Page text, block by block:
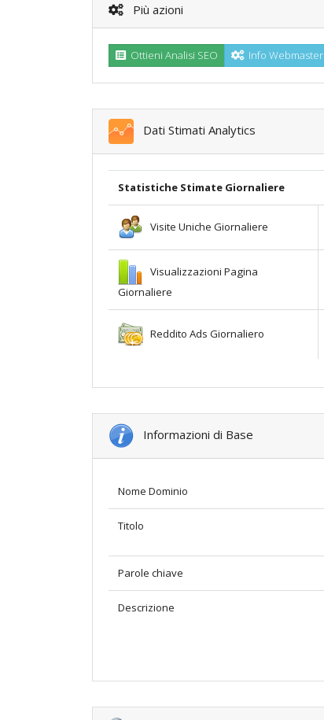
Più azioni
Ottieni Analisi SEO Info Webmaster
Dati Stimati Analytics
Statistiche Stimate Giornaliere
Visite Uniche Giornaliere
Visualizzazioni Pagina
Giornaliere
Reddito Ads Giornaliero
Informazioni di Base
Nome Dominio
Titolo
Parole chiave
Descrizione